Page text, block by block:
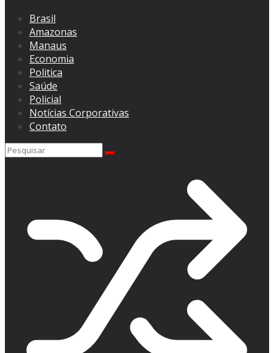
Brasil
Amazonas
Manaus
Economia
Politica
Saúde
Policial
Notícias Corporativas
Contato